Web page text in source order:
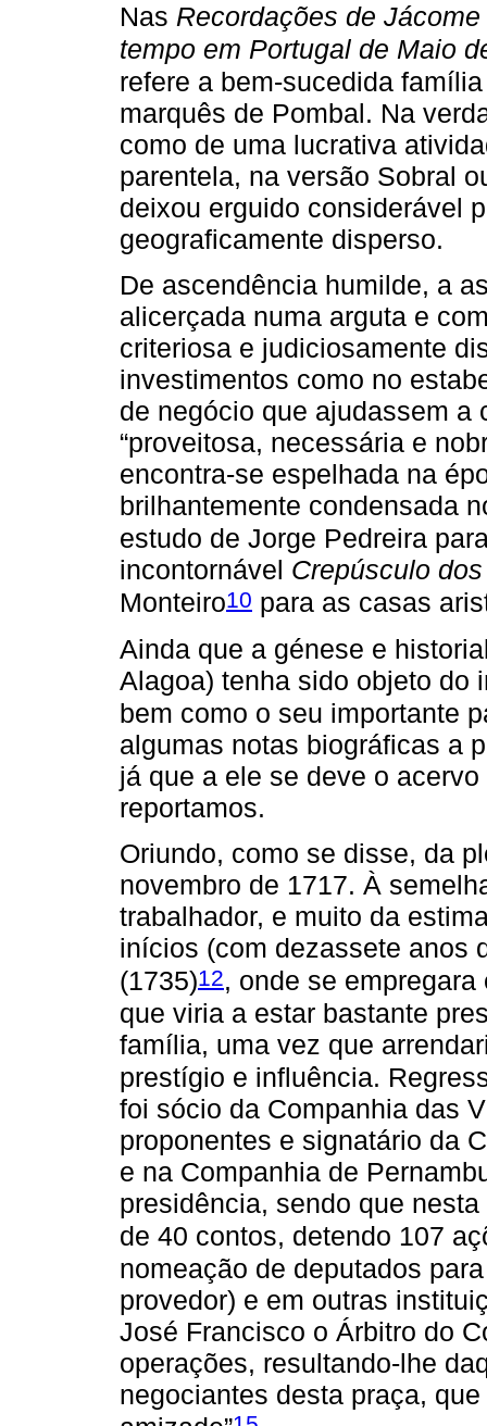
Nas Recordações de
tempo em Portugal de Maio
refere a bem-sucedida
marquês de Pombal. Na
como de uma lucrativa
parentela, na versão Sobral
deixou erguido considerável
geograficamente disperso.
De ascendência humilde, a
alicerçada numa arguta e
criteriosa e judiciosamente
investimentos como no
de negócio que ajudassem a
“proveitosa, necessária e
encontra-se espelhada na
brilhantemente condensada
estudo de Jorge Pedreira
incontornável Crepúsculo
Monteiro10 para as casas
Ainda que a génese e
Alagoa) tenha sido objeto do
bem como o seu importante
algumas notas biográficas a
já que a ele se deve o
reportamos.
Oriundo, como se disse, da
novembro de 1717. À
trabalhador, e muito da
inícios (com dezassete anos
(1735)12, onde se
que viria a estar bastante
família, uma vez que
prestígio e influência.
foi sócio da Companhia das
proponentes e signatário da
e na Companhia de
presidência, sendo que
de 40 contos, detendo 107
nomeação de deputados
provedor) e em outras
José Francisco o Árbitro do
operações, resultando-lhe
negociantes desta praça,